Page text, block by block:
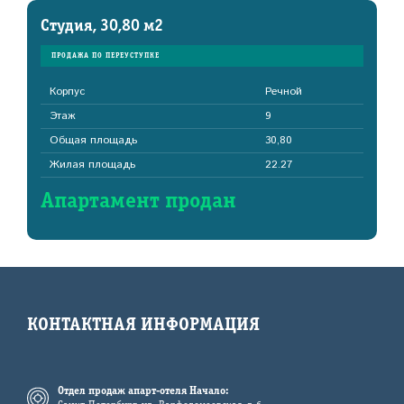
Студия, 30,80 м2
ПРОДАЖА ПО ПЕРЕУСТУПКЕ
Корпус
Речной
Этаж
9
Общая площадь
30,80
Жилая площадь
22.27
Апартамент продан
КОНТАКТНАЯ ИНФОРМАЦИЯ
Отдел продаж апарт-отеля Начало: